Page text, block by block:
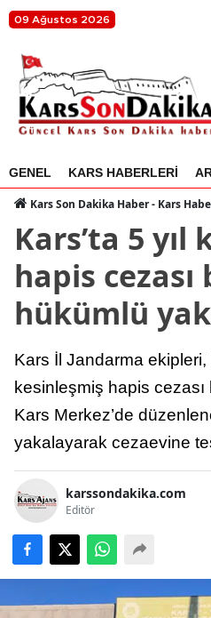
09 Ağustos 2026
GENEL KARS HABERLERİ
Kars Son Dakika Haber - Kars
Kars’ta 5 yıl
hapis
hükümlü
Kars İl Jandarma ekipleri,
kesinleşmiş hapis
Kars Merkez’de
yakalayarak cezaevine
karssondakika.com
Editör